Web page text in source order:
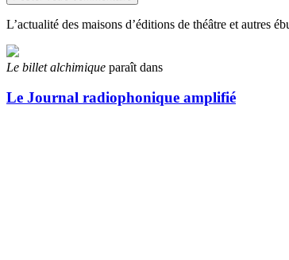
L’actualité des maisons d’éditions de théâtre et autres
Le billet alchimique paraît dans
Le Journal radiophonique amplifié